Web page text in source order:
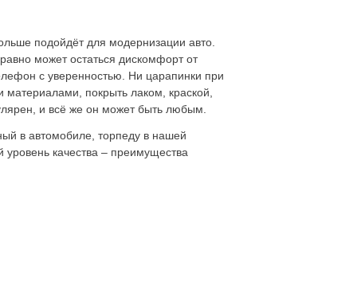
подойдёт для модернизации авто.
может остаться дискомфорт от
с уверенностью. Ни царапинки при
покрыть лаком, краской,
и всё же он может быть любым.
в автомобиле, торпеду в нашей
качества – преимущества